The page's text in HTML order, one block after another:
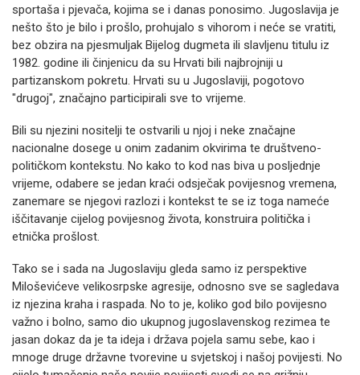
sportaša i pjevača, kojima se i danas ponosimo. Jugoslavija je
nešto što je bilo i prošlo, prohujalo s vihorom i neće se vratiti,
bez obzira na pjesmuljak Bijelog dugmeta ili slavljenu titulu iz
1982. godine ili činjenicu da su Hrvati bili najbrojniji u
partizanskom pokretu. Hrvati su u Jugoslaviji, pogotovo
"drugoj", značajno participirali sve to vrijeme.
Bili su njezini nositelji te ostvarili u njoj i neke značajne
nacionalne dosege u onim zadanim okvirima te društveno-
političkom kontekstu. No kako to kod nas biva u posljednje
vrijeme, odabere se jedan kraći odsječak povijesnog vremena,
zanemare se njegovi razlozi i kontekst te se iz toga nameće
iščitavanje cijelog povijesnog života, konstruira politička i
etnička prošlost.
Tako se i sada na Jugoslaviju gleda samo iz perspektive
Miloševićeve velikosrpske agresije, odnosno sve se sagledava
iz njezina kraha i raspada. No to je, koliko god bilo povijesno
važno i bolno, samo dio ukupnog jugoslavenskog rezimea te
jasan dokaz da je ta ideja i država pojela samu sebe, kao i
mnoge druge državne tvorevine u svjetskoj i našoj povijesti. No